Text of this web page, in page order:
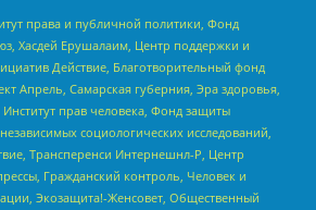
права и публичной политики, Фонд
Хасдей Ерушалаим, Центр поддержки и
Действие, Благотворительный фонд
Апрель, Самарская губерния, Эра здоровья,
прав человека, Фонд защиты
социологических исследований,
Трансперенси Интернешнл-Р, Центр
Гражданский контроль, Человек и
Экозащита!-Женсовет, Общественный